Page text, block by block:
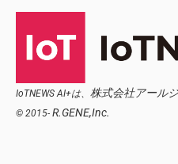
IoTNEWS AI+は、 株式会社アール
© 2015- R.GENE,Inc.